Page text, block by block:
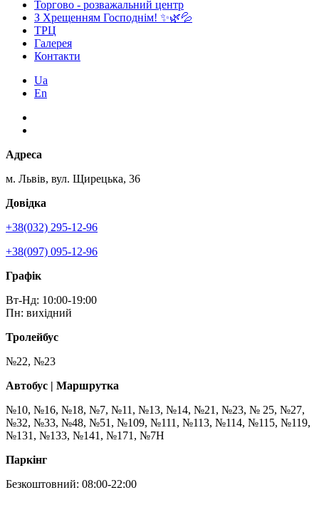
Торгово - розважальний центр
З Хрещенням Господнім! ✨🌿💦
ТРЦ
Галерея
Контакти
Ua
En
Адреса
м. Львів, вул. Щирецька, 36
Довідка
+38(032) 295-12-96
+38(097) 095-12-96
Графік
Вт-Нд: 10:00-19:00
Пн: вихідний
Тролейбус
№22, №23
Автобус | Маршрутка
№10, №16, №18, №7, №11, №13, №14, №21, №23, № 25, №27,
№32, №33, №48, №51, №109, №111, №113, №114, №115, №119,
№131, №133, №141, №171, №7Н
Паркінг
Безкоштовний: 08:00-22:00